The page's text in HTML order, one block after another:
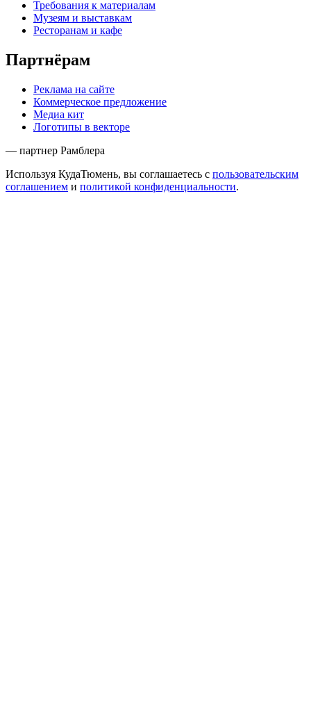
Требования к материалам
Музеям и выставкам
Ресторанам и кафе
Партнёрам
Реклама на сайте
Коммерческое предложение
Медиа кит
Логотипы в векторе
— партнер Рамблера
Используя КудаТюмень, вы соглашаетесь с пользовательским
соглашением и политикой конфиденциальности.